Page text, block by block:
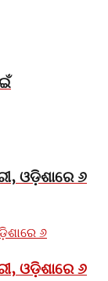
ଓଡ଼ିଶାରେ ୬
ଓଡ଼ିଶାରେ ୬